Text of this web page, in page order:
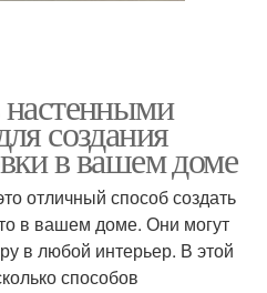
настенными
создания
в вашем доме
отличный способ создать
в вашем доме. Они могут
в любой интерьер. В этой
способов